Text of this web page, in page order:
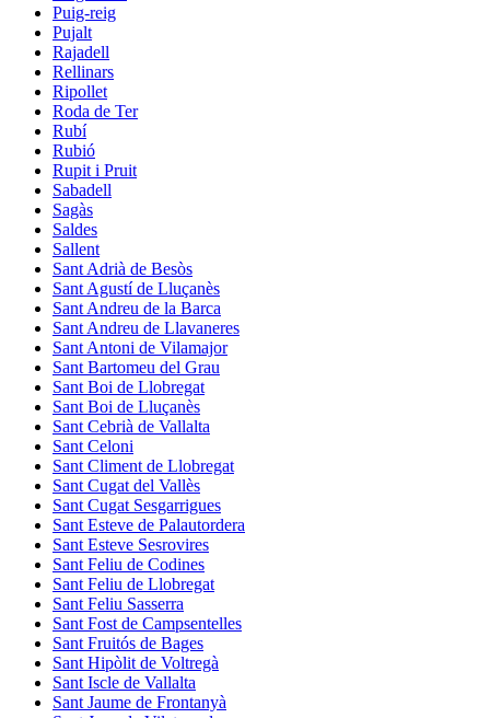
Puig-reig
Pujalt
Rajadell
Rellinars
Ripollet
Roda de Ter
Rubí
Rubió
Rupit i Pruit
Sabadell
Sagàs
Saldes
Sallent
Sant Adrià de Besòs
Sant Agustí de Lluçanès
Sant Andreu de la Barca
Sant Andreu de Llavaneres
Sant Antoni de Vilamajor
Sant Bartomeu del Grau
Sant Boi de Llobregat
Sant Boi de Lluçanès
Sant Cebrià de Vallalta
Sant Celoni
Sant Climent de Llobregat
Sant Cugat del Vallès
Sant Cugat Sesgarrigues
Sant Esteve de Palautordera
Sant Esteve Sesrovires
Sant Feliu de Codines
Sant Feliu de Llobregat
Sant Feliu Sasserra
Sant Fost de Campsentelles
Sant Fruitós de Bages
Sant Hipòlit de Voltregà
Sant Iscle de Vallalta
Sant Jaume de Frontanyà